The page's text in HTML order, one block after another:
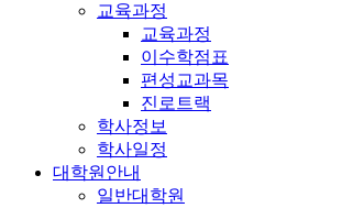
교육과정
교육과정
이수학점표
편성교과목
진로트랙
학사정보
학사일정
대학원안내
일반대학원